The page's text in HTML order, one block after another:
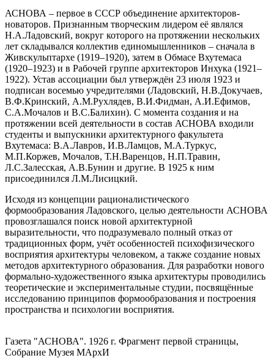
АСНОВА – первое в СССР объединение архитекторов-
новаторов. Признанным творческим лидером её являлся
Н.А.Ладовский, вокруг которого на протяжении нескольких
лет складывался коллектив единомышленников – сначала в
Живскульптархе (1919–1920), затем в Обмасе Вхутемаса
(1920–1923) и в Рабочей группе архитекторов Инхука (1921–
1922). Устав ассоциации был утверждён 23 июля 1923 и
подписан восемью учредителями (Ладовский, Н.В.Докучаев,
В.Ф.Кринский, А.М.Рухлядев, В.И.Фидман, А.И.Ефимов,
С.А.Мочалов и В.С.Балихин). С момента создания и на
протяжении всей деятельности в состав АСНОВА входили
студенты и выпускники архитектурного факультета
Вхутемаса: В.А.Лавров, И.В.Ламцов, М.А.Туркус,
М.П.Коржев, Мочалов, Т.Н.Варенцов, Н.П.Травин,
Л.С.Залесская, А.В.Бунин и другие. В 1925 к ним
присоединился Л.М.Лисицкий.
Исходя из концепции рационалистического
формообразования Ладовского, целью деятельности АСНОВА
провозглашался поиск новой архитектурной
выразительности, что подразумевало полный отказ от
традиционных форм, учёт особенностей психофизического
восприятия архитектуры человеком, а также создание новых
методов архитектурного образования. Для разработки нового
формально-художественного языка архитектуры проводились
теоретические и экспериментальные студии, посвящённые
исследованию принципов формообразования и построения
пространства и психологии восприятия.
Газета "АСНОВА". 1926 г. Фрагмент первой страницы,
Собрание Музея МАрхИ